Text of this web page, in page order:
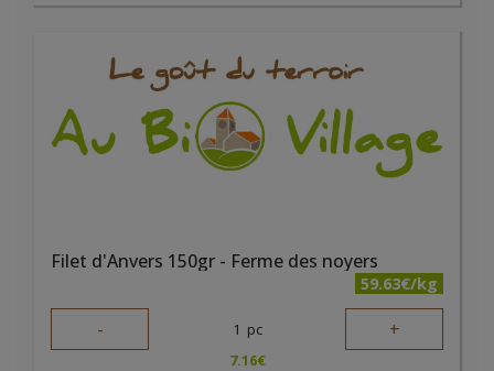
Filet d'Anvers 150gr - Ferme des noyers
59.63€/kg
- 1 pc +
7.16€